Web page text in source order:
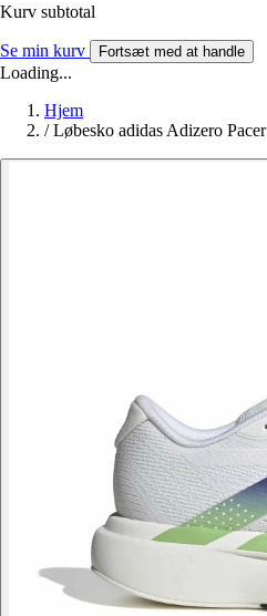
Kurv subtotal
Se min kurv Fortsæt med at handle
Loading...
Hjem
/ Løbesko adidas Adizero Pacer